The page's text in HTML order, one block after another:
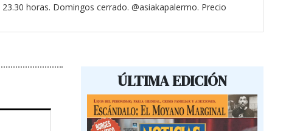
horas. Domingos cerrado. @asiakapalermo. Precio
ÚLTIMA EDICIÓN